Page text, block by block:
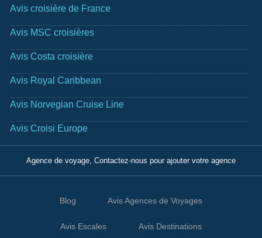
Avis croisière de France
Avis MSC croisières
Avis Costa croisière
Avis Royal Caribbean
Avis Norvegian Cruise Line
Avis Croisi Europe
Agence de voyage, Contactez-nous pour ajouter votre agence
Blog Avis Agences de Voyages
Avis Escales Avis Destinations